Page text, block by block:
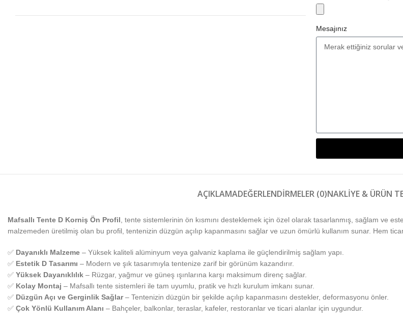
Mesajınız
AÇIKLAMADEĞERLENDIRMELER (0)NAKLIYE & ÜRÜN
Mafsallı Tente D Korniş Ön Profil , tente sistemlerinin ön kısmını desteklemek için özel olarak tasarlanmış, sağlam ve
malzemeden üretilmiş olan bu profil, tentenizin düzgün açılıp kapanmasını sağlar ve uzun ömürlü kullanım sunar. Hem
✅ Dayanıklı Malzeme – Yüksek kaliteli alüminyum veya galvaniz kaplama ile güçlendirilmiş sağlam yapı.
✅ Estetik D Tasarımı – Modern ve şık tasarımıyla tentenize zarif bir görünüm kazandırır.
✅ Yüksek Dayanıklılık – Rüzgar, yağmur ve güneş ışınlarına karşı maksimum direnç sağlar.
✅ Kolay Montaj – Mafsallı tente sistemleri ile tam uyumlu, pratik ve hızlı kurulum imkanı sunar.
✅ Düzgün Açı ve Gerginlik Sağlar– Tentenizin düzgün bir şekilde açılıp kapanmasını destekler, deformasyonu önler.
✅ Çok Yönlü Kullanım Alanı – Bahçeler, balkonlar, teraslar, kafeler, restoranlar ve ticari alanlar için uygundur.